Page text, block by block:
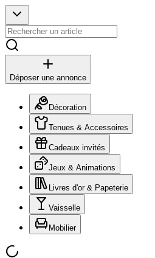
Déposer une annonce
Décoration
Tenues & Accessoires
Cadeaux invités
Jeux & Animations
Livres d'or & Papeterie
Vaisselle
Mobilier